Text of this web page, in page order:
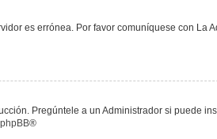
es errónea. Por favor comuníquese con La
Pregúntele a un Administrador si puede
phpBB®